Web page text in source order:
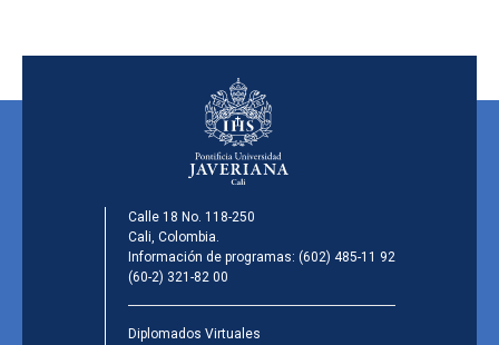
Calle 18 No. 118-250
Cali, Colombia.
Información de programas: (602) 485-11 92
(60-2) 321-82 00
Diplomados Virtuales